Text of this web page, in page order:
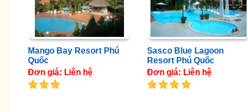
Mango Bay Resort Phú
Quốc
Đơn giá: Liên hệ
Sasco Blue Lagoon
Resort Phú Quốc
Đơn giá: Liên hệ